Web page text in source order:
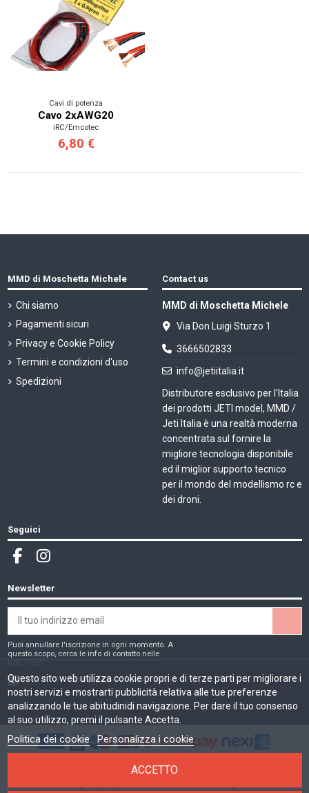
Cavi di potenza
Cavo 2xAWG20
iRC/Emcotec
6,80 €
MMD di Moschetta Michele
Chi siamo
Pagamenti sicuri
Privacy e Cookie Policy
Termini e condizioni d'uso
Spedizioni
Contact us
MMD di Moschetta Michele
Via Don Luigi Sturzo 1
3666502833
info@jetiitalia.it
Distributore esclusivo per l'Italia
dei prodotti JETI model, MMD /
Jeti Italia è una realtà moderna
concentrata sul fornire la
migliore tecnologia disponibile
ed il miglior supporto tecnico
per il mondo del modellismo rc e
dei droni.
Questo sito web utilizza cookie propri e di terze parti per migliorare i
nostri servizi e mostrarti pubblicità relativa alle tue preferenze
analizzando le tue abitudinidi navigazione. Per dare il tuo consenso
al suo utilizzo, premi il pulsante Accetta.
Politica dei cookie Personalizza i cookie
ACCETTO
Seguici
Newsletter
Puoi annullare l'iscrizione in ogni momento. A
questo scopo, cerca le info di contatto nelle
note legali.
Ho letto e accetto laprivacy e cookie policy
MMD di Moschetta Michele | Sede legale: Via Don Luigi Sturzo, 1